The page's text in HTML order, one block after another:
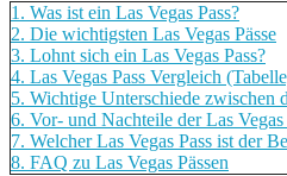
1. Was ist ein Las Vegas Pass?
2. Die wichtigsten Las Vegas Pässe
3. Lohnt sich ein Las Vegas Pass?
4. Las Vegas Pass Vergleich
5. Wichtige Unterschiede zwischen
6. Vor- und Nachteile der Las Vegas
7. Welcher Las Vegas Pass ist der
8. FAQ zu Las Vegas Pässen